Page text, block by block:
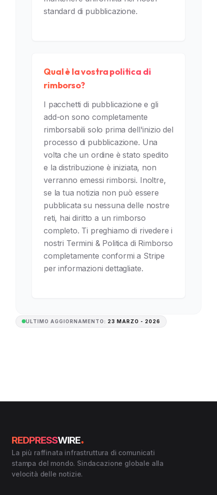
standard di pubblicazione.
Qual è la vostra politica di
rimborso?
I pacchetti di pubblicazione e gli
add-on sono completamente
rimborsabili solo prima dell'inizio del
processo di pubblicazione. Una
volta che un ordine è stato spedito
e la distribuzione è iniziata, non
verranno emessi rimborsi. Inoltre,
se la tua notizia non può essere
pubblicata su nessuna delle nostre
reti, hai diritto a un rimborso
completo. Ti preghiamo di rivedere i
nostri Termini & Politica di Rimborso
completamente conformi a Stripe
per informazioni dettagliate.
ULTIMO AGGIORNAMENTO: 23 MARZO - 2026
REDPRESSWIRE.
La più raffinata infrastruttura di comunicati
stampa del mondo. Sindacazione globale alla
velocità delle notizie.